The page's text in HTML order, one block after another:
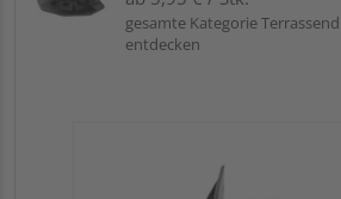
gesamte Kategorie
entdecken